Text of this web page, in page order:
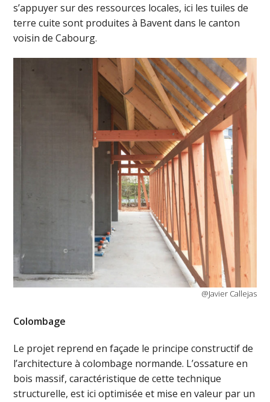
s’appuyer sur des ressources locales, ici les tuiles de
terre cuite sont produites à Bavent dans le canton
voisin de Cabourg.
@Javier Callejas
Colombage
Le projet reprend en façade le principe constructif de
l’architecture à colombage normande. L’ossature en
bois massif, caractéristique de cette technique
structurelle, est ici optimisée et mise en valeur par un